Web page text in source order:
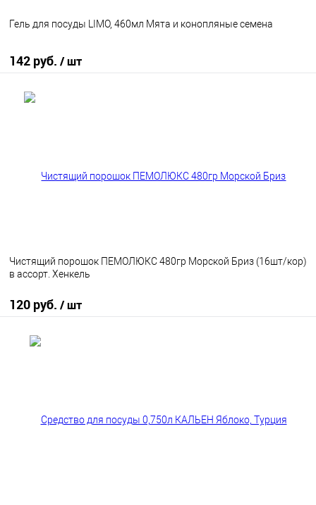
Гель для посуды LIMO, 460мл Мята и конопляные семена
142 руб. / шт
Чистящий порошок ПЕМОЛЮКС 480гр Морской Бриз (16шт/кор)
в ассорт. Хенкель
120 руб. / шт